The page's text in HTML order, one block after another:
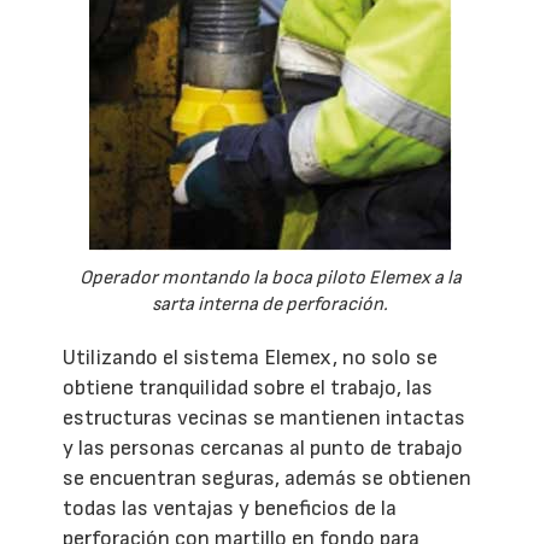
Operador montando la boca piloto Elemex a la
sarta interna de perforación.
Utilizando el sistema Elemex, no solo se
obtiene tranquilidad sobre el trabajo, las
estructuras vecinas se mantienen intactas
y las personas cercanas al punto de trabajo
se encuentran seguras, además se obtienen
todas las ventajas y beneficios de la
perforación con martillo en fondo para